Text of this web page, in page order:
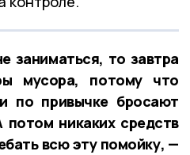
заниматься, то завтра
мусора, потому что
по привычке бросают
никаких средств
всю эту помойку, —